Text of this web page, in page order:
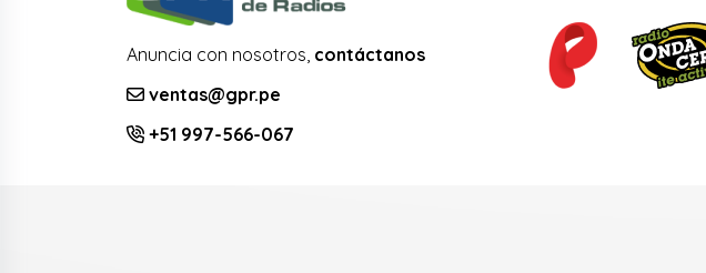
Anuncia con nosotros, contáctanos
ventas@gpr.pe
+51 997-566-067